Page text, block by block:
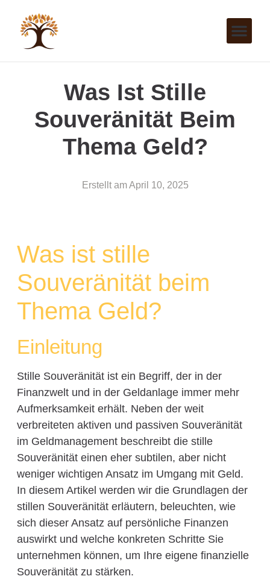
Was Ist Stille
Souveränität Beim
Thema Geld?
Erstellt am April 10, 2025
Was ist stille
Souveränität beim
Thema Geld?
Einleitung
Stille Souveränität ist ein Begriff, der in der
Finanzwelt und in der Geldanlage immer mehr
Aufmerksamkeit erhält. Neben der weit
verbreiteten aktiven und passiven Souveränität
im Geldmanagement beschreibt die stille
Souveränität einen eher subtilen, aber nicht
weniger wichtigen Ansatz im Umgang mit Geld.
In diesem Artikel werden wir die Grundlagen der
stillen Souveränität erläutern, beleuchten, wie
sich dieser Ansatz auf persönliche Finanzen
auswirkt und welche konkreten Schritte Sie
unternehmen können, um Ihre eigene finanzielle
Souveränität zu stärken.